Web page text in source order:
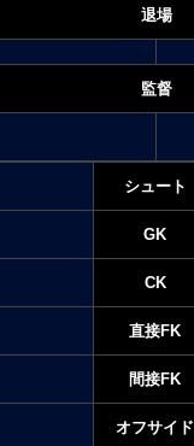
退場
監督
シュート
GK
CK
直接FK
間接FK
オフサイド